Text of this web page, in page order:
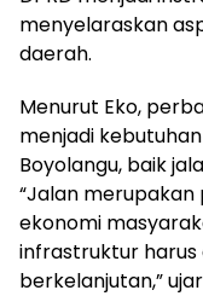
menyelaraskan
daerah.
Menurut Eko,
menjadi
Boyolangu, baik
“Jalan
ekonomi
infrastruktur harus
berkelanjutan,”